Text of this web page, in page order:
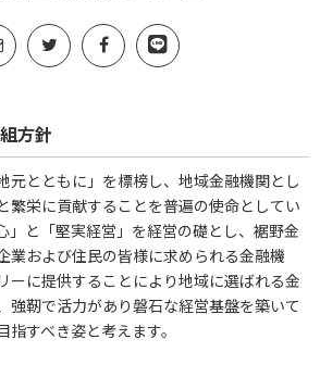
方針
元とともに」を標榜し、地域金融機関とし
繁栄に貢献することを普遍の使命としてい
」と「堅実経営」を経営の礎とし、裾野金
業および住民の皆様に求められる金融機
ーに提供することにより地域に選ばれる金
強靭で活力があり磐石な経営基盤を築いて
すべき姿と考えます。